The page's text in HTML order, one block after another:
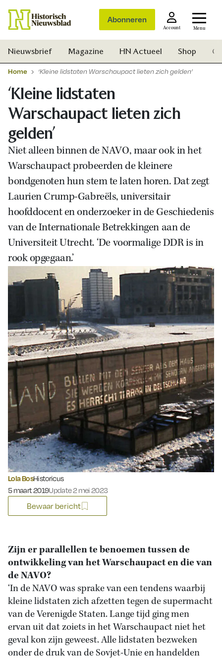
Abonneren
Account Menu
Zoek
Nieuwsbrief Magazine HN Actueel Shop
Home ‘Kleine lidstaten Warschaupact lieten zich gelden’
‘Kleine lidstaten
Warschaupact lieten zich
gelden’
Niet alleen binnen de NAVO, maar ook in het
Warschaupact probeerden de kleinere
bondgenoten hun stem te laten horen. Dat zegt
Laurien Crump-Gabreëls, universitair
hoofddocent en onderzoeker in de Geschiedenis
van de Internationale Betrekkingen aan de
Universiteit Utrecht. ‘De voormalige DDR is in
rook opgegaan.’
Lola BosHistoricus
Gepubliceerd op:
5 maart 2019Update 2 mei 2023
Bewaar bericht
Zijn er parallellen te benoemen tussen de
ontwikkeling van het Warschaupact en die van
de NAVO?
‘In de NAVO was sprake van een tendens waarbij
kleine lidstaten zich afzetten tegen de supermacht
van de Verenigde Staten. Lange tijd ging men
ervan uit dat zoiets in het Warschaupact niet het
geval kon zijn geweest. Alle lidstaten bezweken
onder de druk van de Sovjet-Unie en handelden